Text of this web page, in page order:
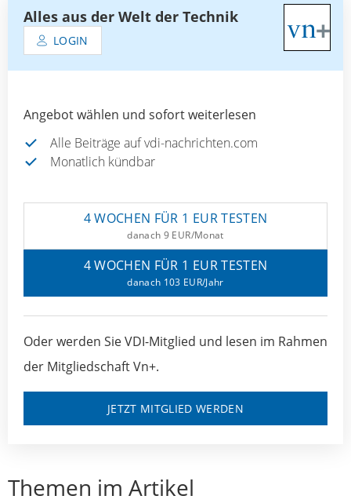
Alles aus der Welt der Technik
LOGIN
Angebot wählen und sofort weiterlesen
Alle Beiträge auf vdi-nachrichten.com
Monatlich kündbar
4 WOCHEN FÜR 1 EUR TESTEN
danach 9 EUR/Monat
4 WOCHEN FÜR 1 EUR TESTEN
danach 103 EUR/Jahr
Oder werden Sie VDI-Mitglied und lesen im Rahmen
der Mitgliedschaft Vn+.
JETZT MITGLIED WERDEN
Themen im Artikel